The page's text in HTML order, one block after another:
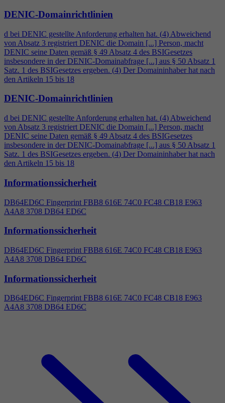
DENIC-Domainrichtlinien
d bei DENIC gestellte Anforderung erhalten hat. (4) Abweichend
von Absatz 3 registriert DENIC die Domain [...] Person, macht
DENIC seine Daten gemäß § 49 Absatz 4 des BSIGesetzes
insbesondere in der DENIC-Domainabfrage [...] aus § 50 Absatz 1
Satz. 1 des BSIGesetzes ergeben. (4) Der Domaininhaber hat nach
den Artikeln 15 bis 18
DENIC-Domainrichtlinien
d bei DENIC gestellte Anforderung erhalten hat. (4) Abweichend
von Absatz 3 registriert DENIC die Domain [...] Person, macht
DENIC seine Daten gemäß § 49 Absatz 4 des BSIGesetzes
insbesondere in der DENIC-Domainabfrage [...] aus § 50 Absatz 1
Satz. 1 des BSIGesetzes ergeben. (4) Der Domaininhaber hat nach
den Artikeln 15 bis 18
Informationssicherheit
DB64ED6C Fingerprint FBB8 616E 74C0 FC48 CB18 E963
A4A8 3708 DB64 ED6C
Informationssicherheit
DB64ED6C Fingerprint FBB8 616E 74C0 FC48 CB18 E963
A4A8 3708 DB64 ED6C
Informationssicherheit
DB64ED6C Fingerprint FBB8 616E 74C0 FC48 CB18 E963
A4A8 3708 DB64 ED6C